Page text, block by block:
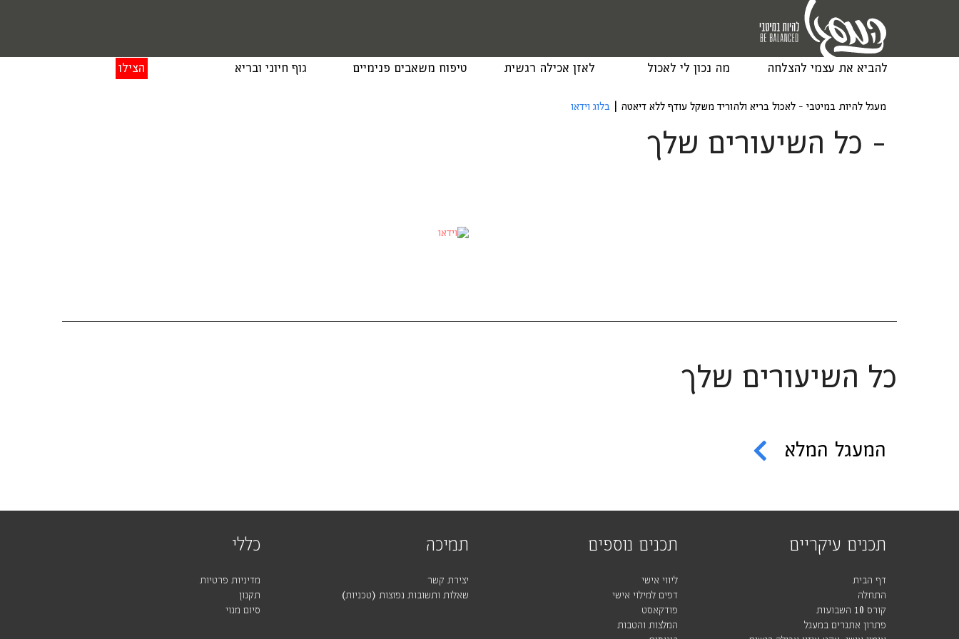
להביא את עצמי להצלחה מה נכון לי לאכול לאזן אכילה רגשית טיפוח משאבים פנימיים גוף חיוני ובריא הצילו
מעגל להיות במיטבי - לאכול בריא ולהוריד משקל עודף ללא דיאטה בלוג וידאו
- כל השיעורים שלך
כל השיעורים שלך
המעגל המלא
תכנים עיקריים
דף הבית
התחלה
קורס 10 השבועות
פתרון אתגרים במעגל
תכנים נוספים
ליווי אישי
דפים למילוי אישי
פודקאסט
המלצות והטבות
תמיכה
יצירת קשר
שאלות ותשובות נפוצות (טכניות)
כללי
מדיניות פרטיות
תקנון
סיום מנוי